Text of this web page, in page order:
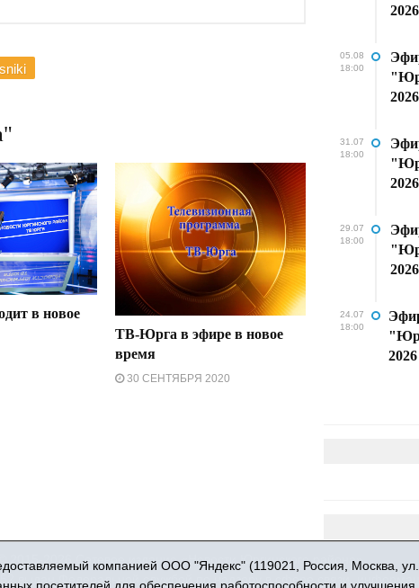
в новое
ТВ-Юрга в эфире в новое
время
30 СЕНТЯБРЯ 2020
05.08
18:00
31.07
18:00
29.07
18:00
24.07
18:00
© 2015-2026 Сетевое издание «Новости Юргинского района»
Федеральной службой по надзору в сфере связи,
компанией ООО "Яндекс" (119021, Россия, Москва,